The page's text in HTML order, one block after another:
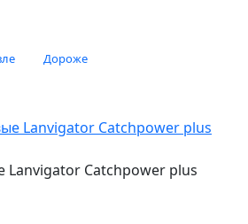
Дороже
Catchpower plus